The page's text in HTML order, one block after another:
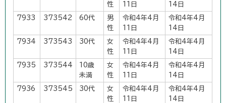
性
11日
14日
7933 373542 60代
男
性
令和4年4月
11日
令和4年4月
14日
7934 373543 30代
女
性
令和4年4月
11日
令和4年4月
14日
7935 373544
10歳
未満
女
性
令和4年4月
11日
令和4年4月
14日
7936 373545 30代
女
性
令和4年4月
11日
令和4年4月
14日